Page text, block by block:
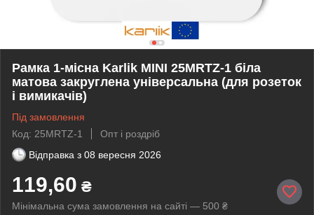
Рамка 1-місна Karlik MINI 25MRTZ-1 біла
матова закруглена універсальна (для розеток
і вимикачів)
Під замовлення
Код: 25MRTZ-1
Опт і роздріб
Відправка з 08 вересня 2026
119,60 ₴
Мінімальна сума замовлення на сайті — 500 ₴